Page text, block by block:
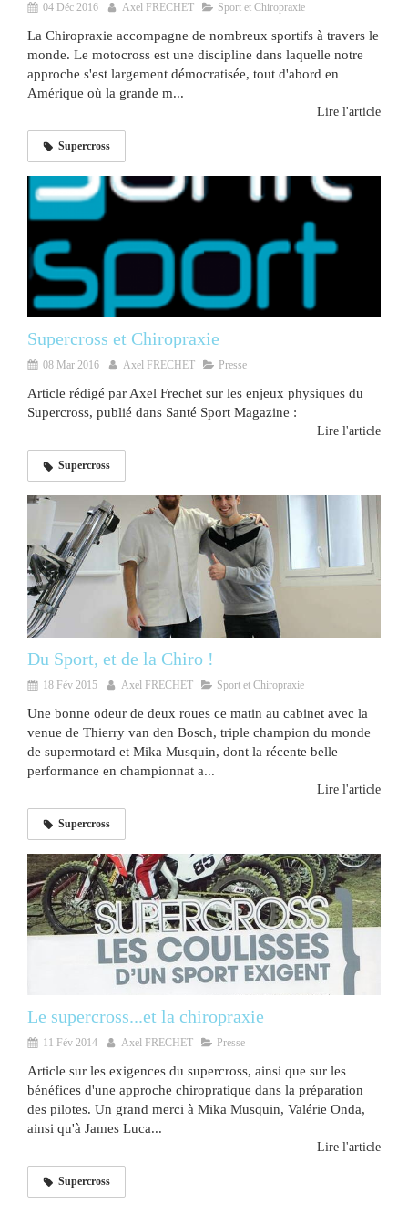
04 Déc 2016 Axel FRECHET Sport et Chiropraxie
La Chiropraxie accompagne de nombreux sportifs à travers le
monde. Le motocross est une discipline dans laquelle notre
approche s'est largement démocratisée, tout d'abord en
Amérique où la grande m...
Lire l'article
Supercross
Supercross et Chiropraxie
08 Mar 2016 Axel FRECHET Presse
Article rédigé par Axel Frechet sur les enjeux physiques du
Supercross, publié dans Santé Sport Magazine :
Lire l'article
Supercross
Du Sport, et de la Chiro !
18 Fév 2015 Axel FRECHET Sport et Chiropraxie
Une bonne odeur de deux roues ce matin au cabinet avec la
venue de Thierry van den Bosch, triple champion du monde
de supermotard et Mika Musquin, dont la récente belle
performance en championnat a...
Lire l'article
Supercross
Le supercross...et la chiropraxie
11 Fév 2014 Axel FRECHET Presse
Article sur les exigences du supercross, ainsi que sur les
bénéfices d'une approche chiropratique dans la préparation
des pilotes. Un grand merci à Mika Musquin, Valérie Onda,
ainsi qu'à James Luca...
Lire l'article
Supercross